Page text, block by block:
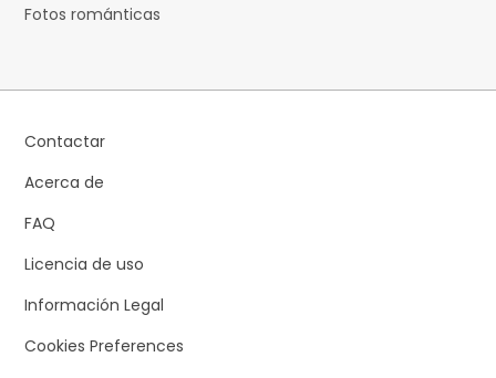
Fotos románticas
Contactar
Acerca de
FAQ
Licencia de uso
Información Legal
Cookies Preferences